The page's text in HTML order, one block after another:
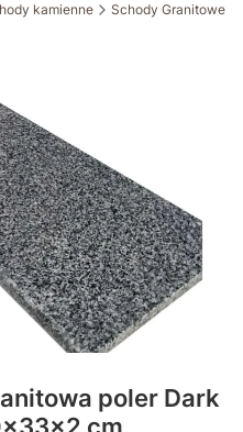
kamienne Schody Granitowe
poler Dark
cm